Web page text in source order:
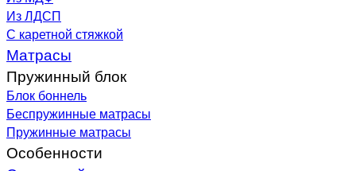
Из ЛДСП
С каретной стяжкой
Матрасы
Пружинный блок
Блок боннель
Беспружинные матрасы
Пружинные матрасы
Особенности